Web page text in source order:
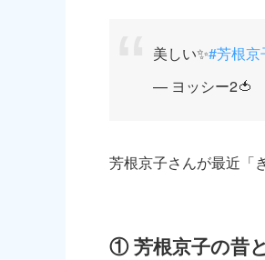
美しい✨#芳根京
— ヨッシー2🍅
芳根京子さんが最近「
① 芳根京子の昔